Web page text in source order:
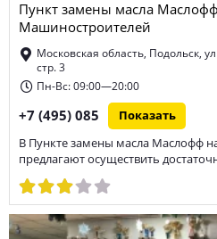
Пункт замены масла
Машиностроителей
Московская область, Подольск,
стр. 3
Пн-Вс: 09:00—20:00
+7 (495) 085 Показать
В Пункте замены масла Маслофф
предлагают осуществить